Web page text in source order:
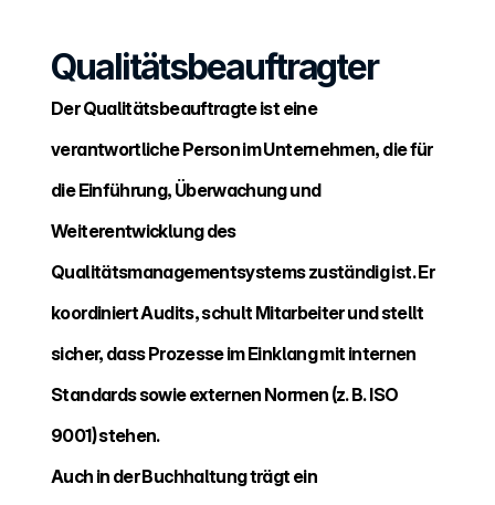
Qualitätsbeauftragter
Der Qualitätsbeauftragte ist eine
verantwortliche Person im Unternehmen, die für
die Einführung, Überwachung und
Weiterentwicklung des
Qualitätsmanagementsystems zuständig ist. Er
koordiniert Audits, schult Mitarbeiter und stellt
sicher, dass Prozesse im Einklang mit internen
Standards sowie externen Normen (z. B. ISO
9001) stehen.
Auch in der Buchhaltung trägt ein